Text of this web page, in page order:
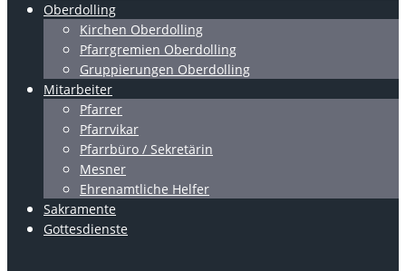
Oberdolling
Kirchen Oberdolling
Pfarrgremien Oberdolling
Gruppierungen Oberdolling
Mitarbeiter
Pfarrer
Pfarrvikar
Pfarrbüro / Sekretärin
Mesner
Ehrenamtliche Helfer
Sakramente
Gottesdienste